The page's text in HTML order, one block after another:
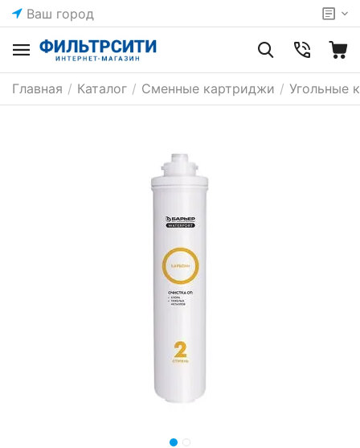
Ваш город
Главная / Каталог / Сменные картриджи / Угольные